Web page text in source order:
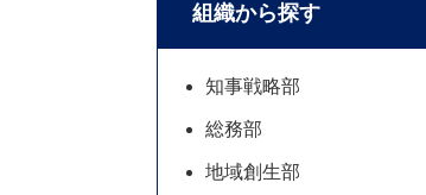
組織から探す
知事戦略部
総務部
地域創生部